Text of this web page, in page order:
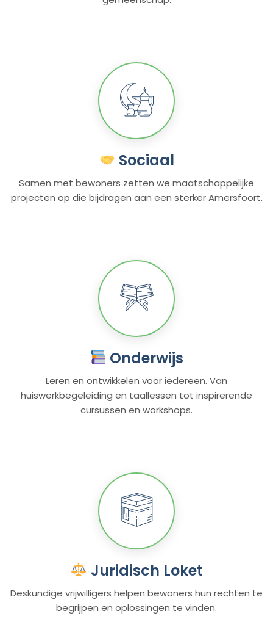
Sociaal
Samen met bewoners zetten we maatschappelijke
projecten op die bijdragen aan een sterker Amersfoort.
Onderwijs
Leren en ontwikkelen voor iedereen. Van
huiswerkbegeleiding en taallessen tot inspirerende
cursussen en workshops.
Juridisch Loket
Deskundige vrijwilligers helpen bewoners hun rechten te
begrijpen en oplossingen te vinden.